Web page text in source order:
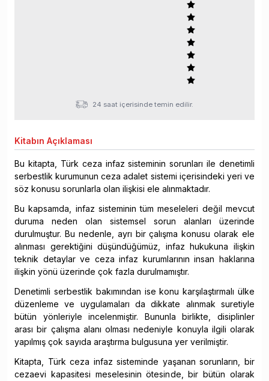
24 saat içerisinde temin edilir.
Kitabın Açıklaması
Bu kitapta, Türk ceza infaz sisteminin sorunları ile denetimli
serbestlik kurumunun ceza adalet sistemi içerisindeki yeri ve
söz konusu sorunlarla olan ilişkisi ele alınmaktadır.
Bu kapsamda, infaz sisteminin tüm meseleleri değil mevcut
duruma neden olan sistemsel sorun alanları üzerinde
durulmuştur. Bu nedenle, ayrı bir çalışma konusu olarak ele
alınması gerektiğini düşündüğümüz, infaz hukukuna ilişkin
teknik detaylar ve ceza infaz kurumlarının insan haklarına
ilişkin yönü üzerinde çok fazla durulmamıştır.
Denetimli serbestlik bakımından ise konu karşılaştırmalı ülke
düzenleme ve uygulamaları da dikkate alınmak suretiyle
bütün yönleriyle incelenmiştir. Bununla birlikte, disiplinler
arası bir çalışma alanı olması nedeniyle konuyla ilgili olarak
yapılmış çok sayıda araştırma bulgusuna yer verilmiştir.
Kitapta, Türk ceza infaz sisteminde yaşanan sorunların, bir
cezaevi kapasitesi meselesinin ötesinde, bir bütün olarak